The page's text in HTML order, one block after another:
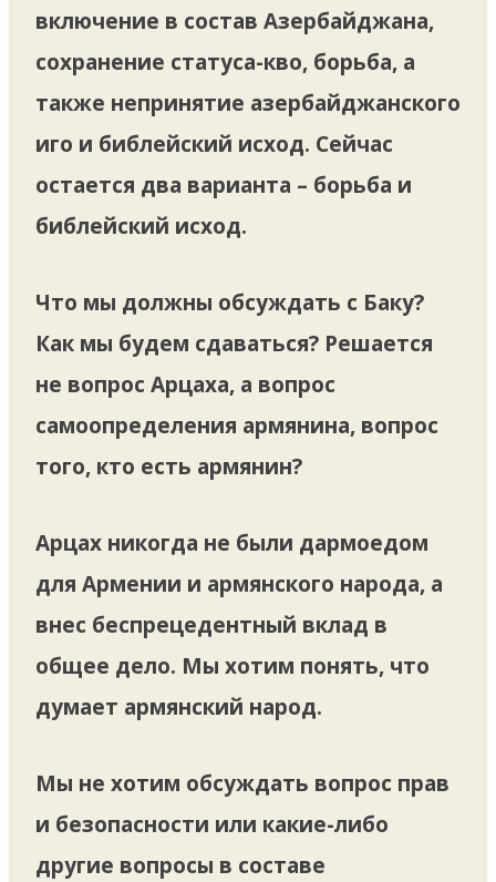
включение в состав Азербайджана,
сохранение статуса-кво, борьба, а
также непринятие азербайджанского
иго и библейский исход. Сейчас
остается два варианта – борьба и
библейский исход.
Что мы должны обсуждать с Баку?
Как мы будем сдаваться? Решается
не вопрос Арцаха, а вопрос
самоопределения армянина, вопрос
того, кто есть армянин?
Арцах никогда не были дармоедом
для Армении и армянского народа, а
внес беспрецедентный вклад в
общее дело. Мы хотим понять, что
думает армянский народ.
Мы не хотим обсуждать вопрос прав
и безопасности или какие-либо
другие вопросы в составе